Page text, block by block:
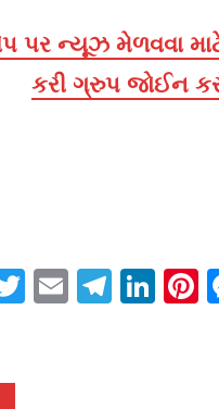
પર ન્યૂઝ મેળવવા
કરી ગ્રુપ જોઈન
Twitter
Email